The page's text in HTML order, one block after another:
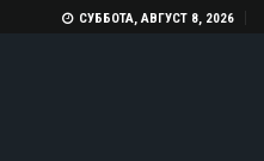
СУББОТА, АВГУСТ 8, 2026